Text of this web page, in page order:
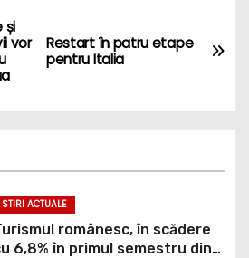
Restart în patru etape
pentru Italia
și
vor
STIRI ACTUALE
românesc, în scădere
6,8% în primul semestru din